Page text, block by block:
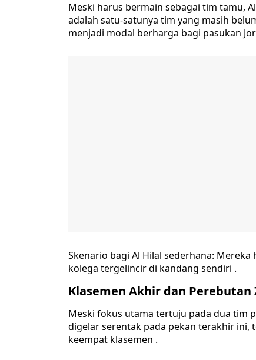
Meski harus bermain sebagai tim tamu,
adalah satu-satunya tim yang masih
menjadi modal berharga bagi pasukan
Skenario bagi Al Hilal sederhana:
kolega tergelincir di kandang sendiri .
Klasemen Akhir dan Perebutan
Meski fokus utama tertuju pada dua tim
digelar serentak pada pekan terakhir ini,
keempat klasemen .